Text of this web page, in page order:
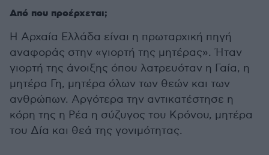
Aπό που προέρχεται;
Η Αρχαία Ελλάδα είναι η πρωταρχική πηγή
αναφοράς στην «γιορτή της μητέρας». Ήταν
γιορτή της άνοιξης όπου λατρευόταν η Γαία, η
μητέρα Γη, μητέρα όλων των θεών και των
ανθρώπων. Αργότερα την αντικατέστησε η
κόρη της η Ρέα η σύζυγος του Κρόνου, μητέρα
του Δία και θεά της γονιμότητας.